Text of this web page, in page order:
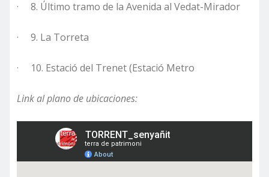
· 8. Último tramo de la Avenida al Vedat-Mirador
· 9. La Torreta
· 10. Estació del Trenet (Estació Metro
Link al plano de ubicaciones: